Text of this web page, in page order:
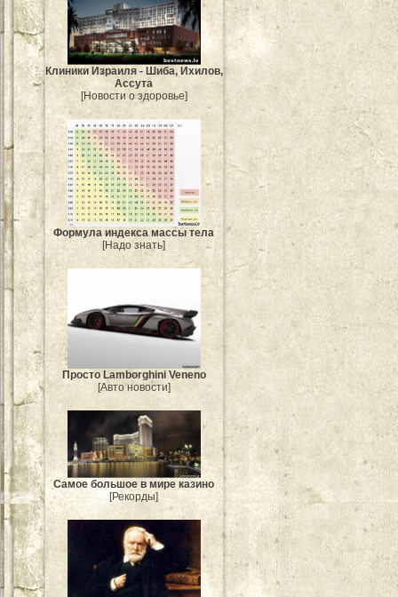
Клиники Израиля - Шиба, Ихилов,
Ассута
[Новости о здоровье]
Формула индекса массы тела
[Надо знать]
Просто Lamborghini Veneno
[Авто новости]
Самое большое в мире казино
[Рекорды]